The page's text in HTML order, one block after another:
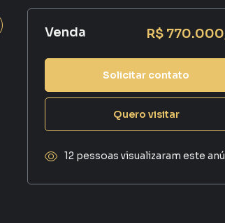
Venda R$
Solicitar contato
Quero visitar
12 pessoas visualizaram este